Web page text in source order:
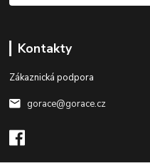
Kontakty
Zákaznická podpora
gorace@gorace.cz